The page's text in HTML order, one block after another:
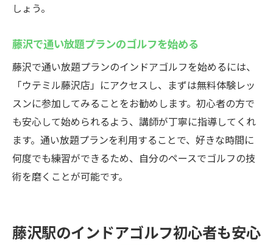
しょう。
藤沢で通い放題プランのゴルフを始める
藤沢で通い放題プランのインドアゴルフを始めるには、
「ウテミル藤沢店」にアクセスし、まずは無料体験レッ
スンに参加してみることをお勧めします。初心者の方で
も安心して始められるよう、講師が丁寧に指導してくれ
ます。通い放題プランを利用することで、好きな時間に
何度でも練習ができるため、自分のペースでゴルフの技
術を磨くことが可能です。
藤沢駅のインドアゴルフ初心者も安心